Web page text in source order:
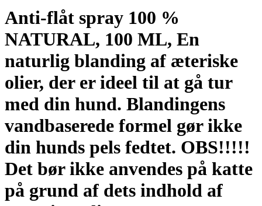
Anti-flåt spray 100 %
NATURAL, 100 ML, En
naturlig blanding af æteriske
olier, der er ideel til at gå tur
med din hund. Blandingens
vandbaserede formel gør ikke
din hunds pels fedtet. OBS!!!!!
Det bør ikke anvendes på katte
på grund af dets indhold af